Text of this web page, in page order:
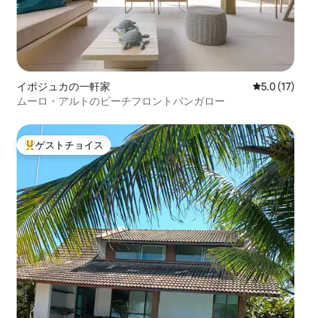
イポジュカの一軒家 レビュー17
5.0 (17)
ムーロ・アルトのビーチフロントバンガロー
大好評のゲストチョイスです。
ゲストチョイス